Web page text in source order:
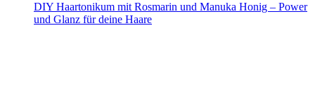
DIY Haartonikum mit Rosmarin und Manuka Honig – Power
und Glanz für deine Haare